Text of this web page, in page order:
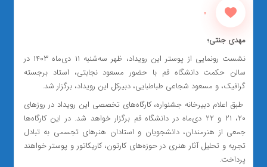
0
مهدی جنتی؛
نشست رونمایی از پوستر این رویداد، ظهر سه‌شنبه ۱۱ دی‌ماه ۱۴۰۳ در
سالن حکمت دانشگاه قم با حضور مسعود نجابتی، استاد برجسته
گرافیک، و مسعود شجاعی طباطبایی، دبیرکل این رویداد، برگزار شد.
طبق اعلام دبیرخانه جشنواره، کارگاه‌های تخصصی این رویداد در روزهای
۲۰، ۲۱ و ۲۲ دی‌ماه در دانشگاه قم برگزار خواهد شد. در این کارگاه‌ها
جمعی از هنرمندان، دانشجویان و استادان هنرهای تجسمی به تبادل
تجربه و تحلیل آثار هنری در حوزه‌های کارتون، کاریکاتور و پوستر خواهند
پرداخت.